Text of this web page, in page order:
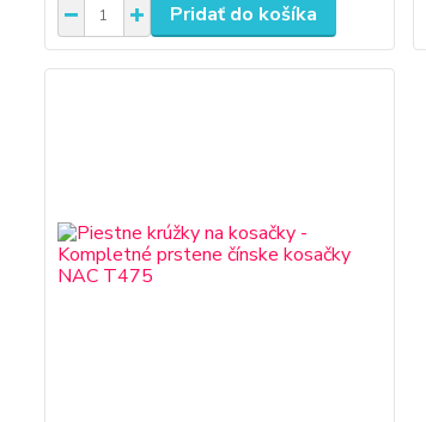
Pridať do košíka